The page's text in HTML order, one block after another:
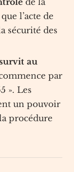
de la
l’acte de
sécurité des
au
par
». Les
un pouvoir
procédure